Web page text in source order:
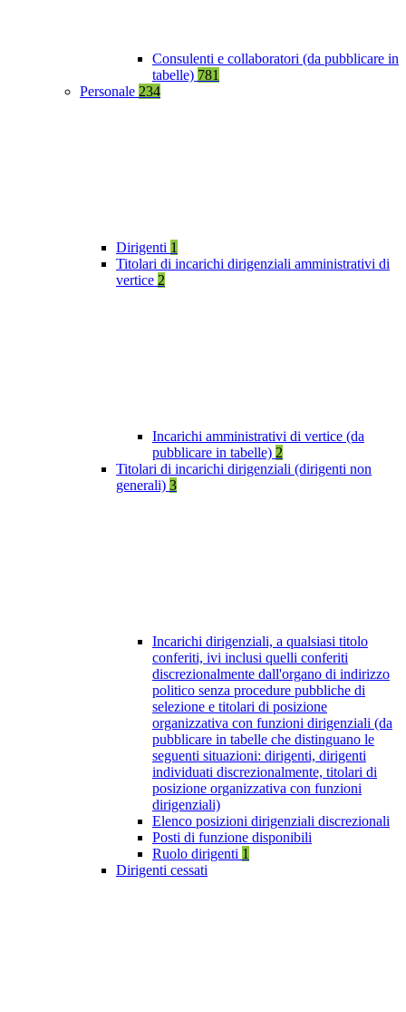
Consulenti e collaboratori (da pubblicare in
tabelle) 781
Personale 234
Dirigenti 1
Titolari di incarichi dirigenziali amministrativi di
vertice 2
Incarichi amministrativi di vertice (da
pubblicare in tabelle) 2
Titolari di incarichi dirigenziali (dirigenti non
generali) 3
Incarichi dirigenziali, a qualsiasi titolo
conferiti, ivi inclusi quelli conferiti
discrezionalmente dall'organo di indirizzo
politico senza procedure pubbliche di
selezione e titolari di posizione
organizzativa con funzioni dirigenziali (da
pubblicare in tabelle che distinguano le
seguenti situazioni: dirigenti, dirigenti
individuati discrezionalmente, titolari di
posizione organizzativa con funzioni
dirigenziali)
Elenco posizioni dirigenziali discrezionali
Posti di funzione disponibili
Ruolo dirigenti 1
Dirigenti cessati